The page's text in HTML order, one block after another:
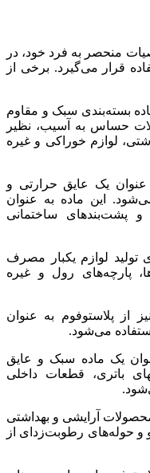
منحصر به فرد خود، در
قرار می‌گیرد. برخی از
بسته‌بندی سبک و مقاوم
حساس به آسیب، نظیر
لوازم خوراکی و غیره
عنوان یک عایق حرارتی و
این ماده به عنوان
و پشت‌بندهای ساختمانی
تولید لوازم یکبار مصرف
پارچه‌های رول و غیره
از پلاستوفوم به عنوان
می‌شود.
یک ماده سبک و عایق
باتری، قطعات داخلی
آرایشی و بهداشتی
و حوله‌های رطوبت‌زدای از